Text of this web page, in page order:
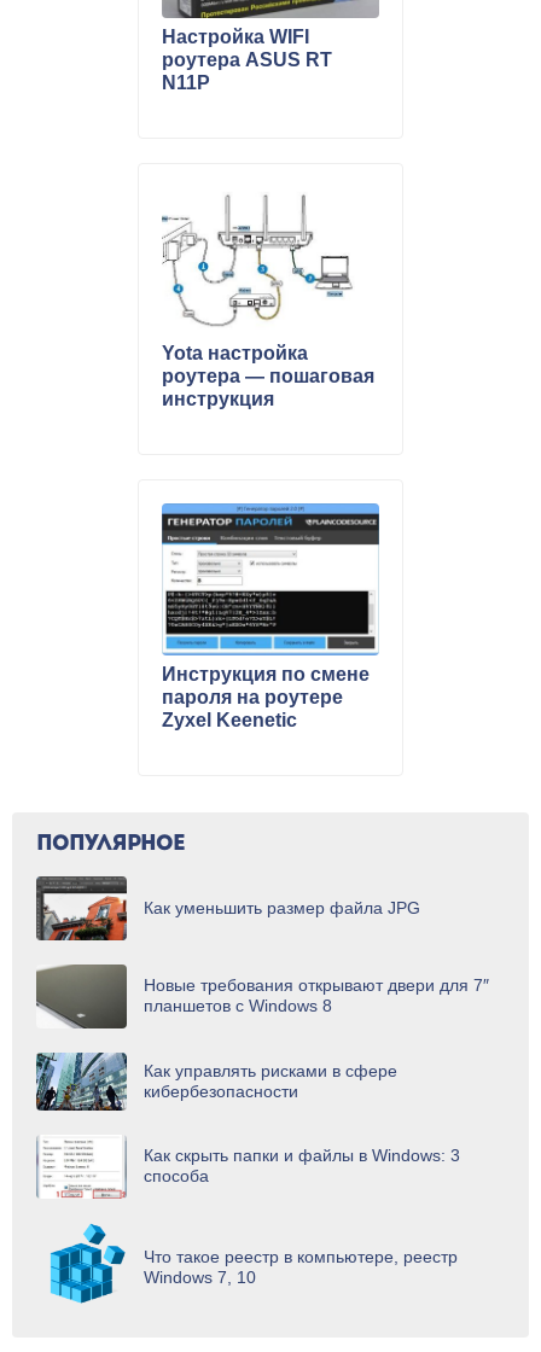
Настройка WIFI
роутера ASUS RT
N11P
Yota настройка
роутера — пошаговая
инструкция
Инструкция по смене
пароля на роутере
Zyxel Keenetic
ПОПУЛЯРНОЕ
Как уменьшить размер файла JPG
Новые требования открывают двери для 7″
планшетов с Windows 8
Как управлять рисками в сфере
кибербезопасности
Как скрыть папки и файлы в Windows: 3
способа
Что такое реестр в компьютере, реестр
Windows 7, 10